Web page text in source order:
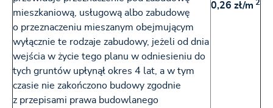
mieszkaniową, usługową albo zabudowę
o przeznaczeniu mieszanym obejmującym
wyłącznie te rodzaje zabudowy, jeżeli od dnia
wejścia w życie tego planu w odniesieniu do
tych gruntów upłynął okres 4 lat, a w tym
czasie nie zakończono budowy zgodnie
z przepisami prawa budowlanego
0,26 zł/m 2